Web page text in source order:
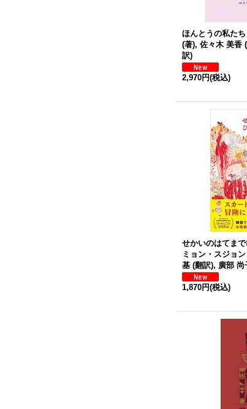
ほんとうの私た
(著), 佐々木 美香
訳)
2,970円(税込)
せかいのはてま
ミョン・スジョ
基 (翻訳), 廣部 尚
1,870円(税込)